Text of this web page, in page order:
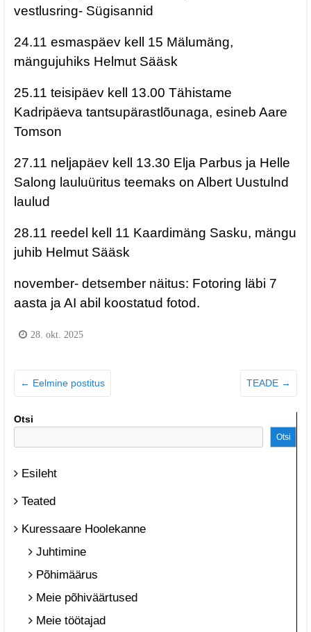
vestlusring- Sügisannid
24.11 esmaspäev kell 15 Mälumäng,
mängujuhiks Helmut Sääsk
25.11 teisipäev kell 13.00 Tähistame
Kadripäeva tantsupärastlõunaga, esineb Aare
Tomson
27.11 neljapäev kell 13.30 Elja Parbus ja Helle
Salong lauluüritus teemaks on Albert Uustulnd
laulud
28.11 reedel kell 11 Kaardimäng Sasku, mängu
juhib Helmut Sääsk
november- detsember näitus: Fotoring läbi 7
aasta ja AI abil koostatud fotod.
28. okt. 2025
← Eelmine postitus TEADE →
Otsi
Otsi
Esileht
Teated
Kuressaare Hoolekanne
Juhtimine
Põhimäärus
Meie põhiväärtused
Meie töötajad